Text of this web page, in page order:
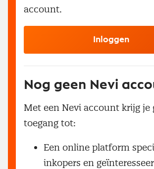
account.
Inloggen
Nog geen Nevi
Met een Nevi account krijg je
toegang tot:
Een online platform
inkopers en